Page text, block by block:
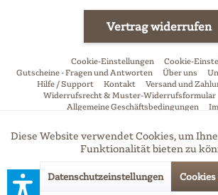
Vertrag widerrufen
Cookie-Einstellungen
Cookie-
Gutscheine - Fragen und Antworten
Über uns
Hilfe / Support
Kontakt
Versand und
Widerrufsrecht & Muster-Widerrufsformular
Allgemeine Geschäftsbedingungen
* Alle Preise inkl. gesetzl. Mehrwertsteuer zzgl.
Nachnahmegebühren, wenn nicht anders
Funktionale
Marketing
Diese Website verwendet Cookies, um
Funktionalität bieten zu
Datenschutzeinstellungen